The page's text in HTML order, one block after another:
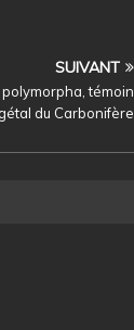
SUIVANT
témoin
du Carbonifère